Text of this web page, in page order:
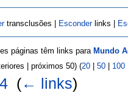
transclusões | Esconderlinks |
páginas têm links para Mundo
| próximos 50) (20 50 100
(← links)